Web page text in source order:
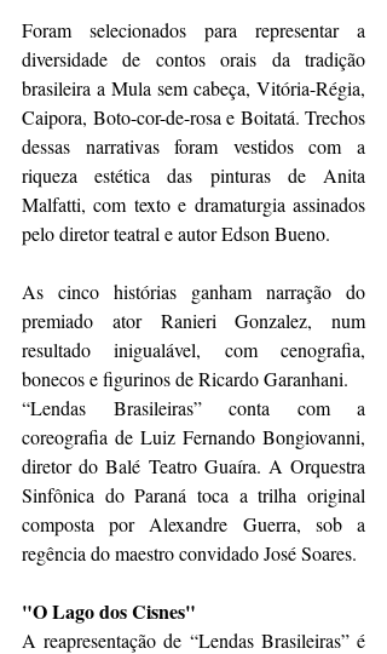
Foram selecionados para representar a
diversidade de contos orais da tradição
brasileira a Mula sem cabeça, Vitória-Régia,
Caipora, Boto-cor-de-rosa e Boitatá. Trechos
dessas narrativas foram vestidos com a
riqueza estética das pinturas de Anita
Malfatti, com texto e dramaturgia assinados
pelo diretor teatral e autor Edson Bueno.
As cinco histórias ganham narração do
premiado ator Ranieri Gonzalez, num
resultado inigualável, com cenografia,
bonecos e figurinos de Ricardo Garanhani.
“Lendas Brasileiras” conta com a
coreografia de Luiz Fernando Bongiovanni,
diretor do Balé Teatro Guaíra. A Orquestra
Sinfônica do Paraná toca a trilha original
composta por Alexandre Guerra, sob a
regência do maestro convidado José Soares.
"O Lago dos Cisnes"
A reapresentação de “Lendas Brasileiras” é